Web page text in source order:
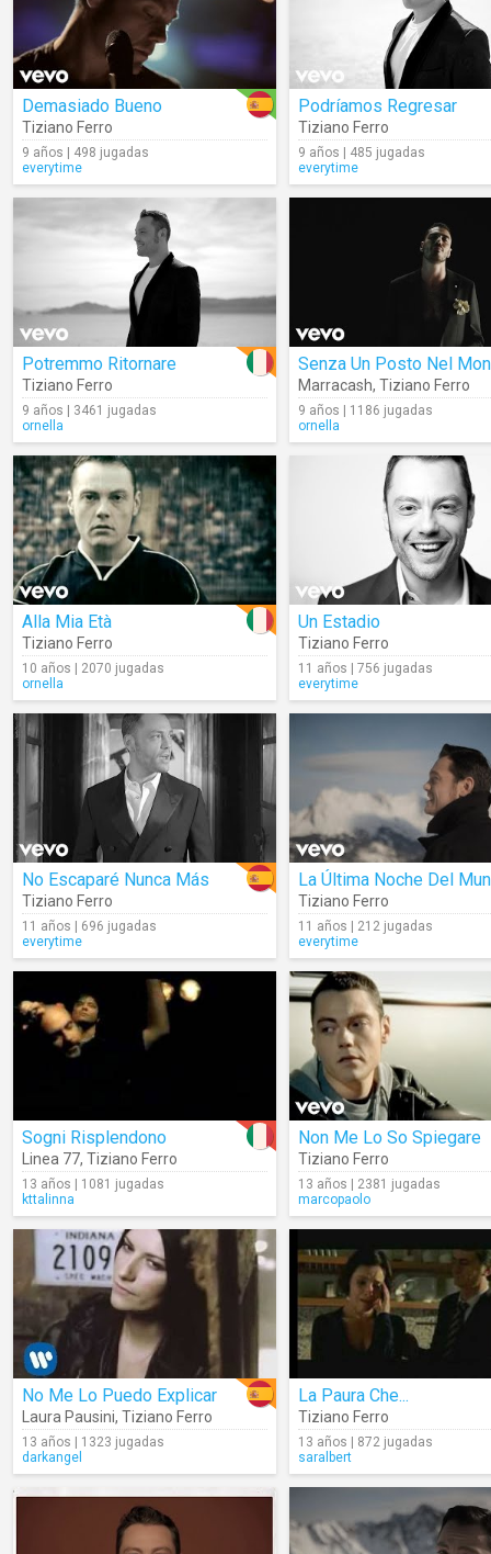
Demasiado Bueno
Tiziano Ferro
9 años | 498 jugadas
everytime
Podríamos Regresar
Tiziano Ferro
9 años | 485 jugadas
everytime
Potremmo Ritornare
Tiziano Ferro
9 años | 3461 jugadas
ornella
Senza Un Posto Nel
Marracash, Tiziano Ferro
9 años | 1186 jugadas
ornella
Alla Mia Età
Tiziano Ferro
10 años | 2070 jugadas
ornella
Un Estadio
Tiziano Ferro
11 años | 756 jugadas
everytime
No Escaparé Nunca Más
Tiziano Ferro
11 años | 696 jugadas
everytime
La Última Noche Del
Tiziano Ferro
11 años | 212 jugadas
everytime
Sogni Risplendono
Linea 77, Tiziano Ferro
13 años | 1081 jugadas
kttalinna
Non Me Lo So Spiegare
Tiziano Ferro
13 años | 2381 jugadas
marcopaolo
No Me Lo Puedo Explicar
Laura Pausini, Tiziano Ferro
13 años | 1323 jugadas
darkangel
La Paura Che...
Tiziano Ferro
13 años | 872 jugadas
saralbert